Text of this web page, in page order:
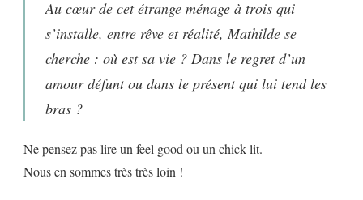
Au cœur de cet étrange ménage à trois qui
s’installe, entre rêve et réalité, Mathilde se
cherche : où est sa vie ? Dans le regret d’un
amour défunt ou dans le présent qui lui tend les
bras ?
Ne pensez pas lire un feel good ou un chick lit.
Nous en sommes très très loin !